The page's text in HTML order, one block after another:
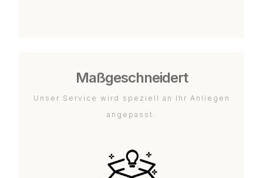
Maßgeschneidert
Unser Service wird speziell an Ihr Anliegen
angepasst.